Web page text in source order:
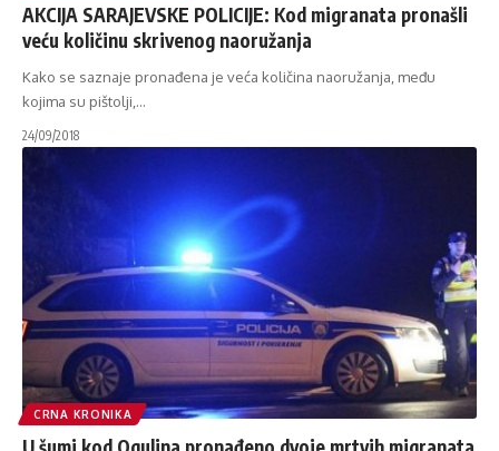
AKCIJA SARAJEVSKE POLICIJE: Kod migranata pronašli
veću količinu skrivenog naoružanja
Kako se saznaje pronađena je veća količina naoružanja, među
kojima su pištolji, …
24/09/2018
CRNA KRONIKA